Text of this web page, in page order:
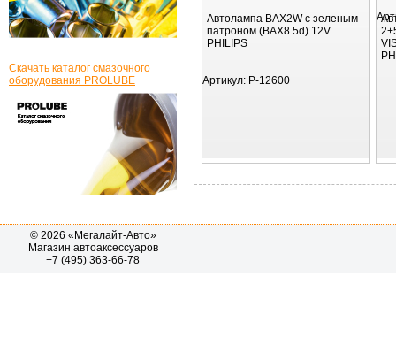
Автолампа BAX2W с зеленым
патроном (BAX8.5d) 12V
PHILIPS
Артикул: P-12600
Скачать каталог смазочного
оборудования PROLUBE
© 2026 «Мегалайт-Авто»
Магазин автоаксессуаров
+7 (495) 363-66-78